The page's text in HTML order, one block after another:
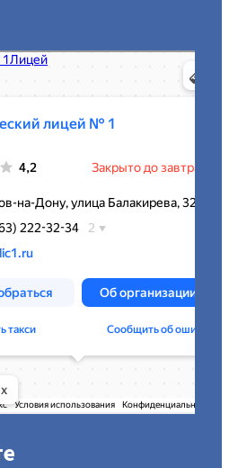
1